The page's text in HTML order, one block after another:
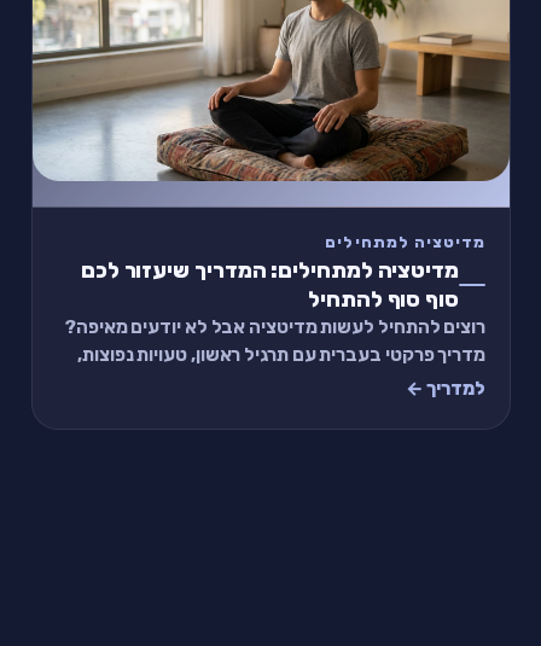
מדיטציה למתחילים
מדיטציה למתחילים: המדריך שיעזור לכם
סוף סוף להתחיל
רוצים להתחיל לעשות מדיטציה אבל לא יודעים מאיפה?
מדריך פרקטי בעברית עם תרגיל ראשון, טעויות נפוצות,
ואיך להפוך את זה להרגל.
למדריך ←